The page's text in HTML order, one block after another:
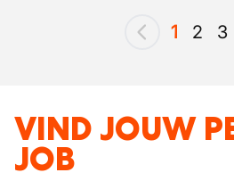
vorig
1 2 3
VIND JOUW
JOB